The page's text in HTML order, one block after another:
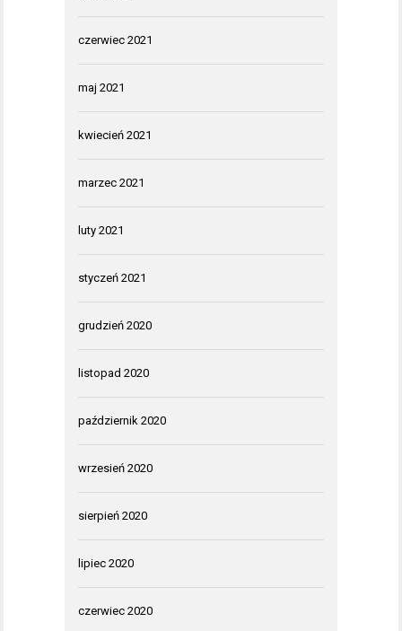
czerwiec 2021
maj 2021
kwiecień 2021
marzec 2021
luty 2021
styczeń 2021
grudzień 2020
listopad 2020
październik 2020
wrzesień 2020
sierpień 2020
lipiec 2020
czerwiec 2020